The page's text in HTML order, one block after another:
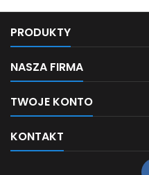
PRODUKTY
NASZA FIRMA
TWOJE KONTO
KONTAKT